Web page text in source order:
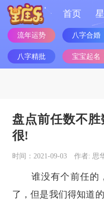
首页
流年运势 八字合婚
八字精批 宝宝起名
盘点前任数不
很!
时间：2021-09-03 作者: 思
谁没有个前任的
了，但是我们得知道